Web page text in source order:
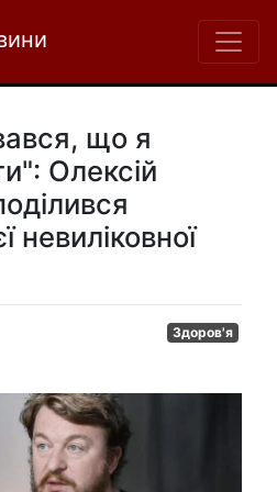
що я
Олексій
невиліковної
Здоров'я